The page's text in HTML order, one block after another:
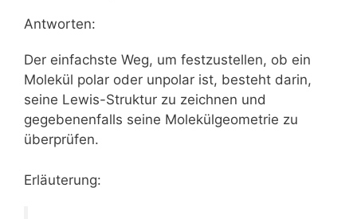
Antworten:
Der einfachste Weg, um festzustellen, ob ein
Molekül polar oder unpolar ist, besteht darin,
seine Lewis-Struktur zu zeichnen und
gegebenenfalls seine Molekülgeometrie zu
überprüfen.
Erläuterung: